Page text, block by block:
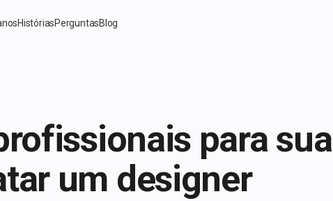
HistóriasPerguntasBlog
para sua
um designer